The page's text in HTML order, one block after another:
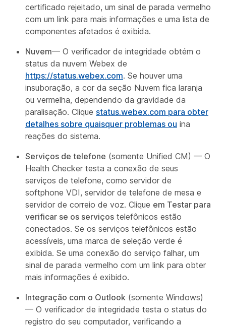
certificado rejeitado, um sinal de parada vermelho
com um link para mais informações e uma lista de
componentes afetados é exibida.
Nuvem— O verificador de integridade obtém o
status da nuvem Webex de
https://status.webex.com. Se houver uma
insuboração, a cor da seção Nuvem fica laranja
ou vermelha, dependendo da gravidade da
paralisação. Clique status.webex.com para obter
detalhes sobre quaisquer problemas ou ina
reações do sistema.
Serviços de telefone (somente Unified CM) — O
Health Checker testa a conexão de seus
serviços de telefone, como servidor de
softphone VDI, servidor de telefone de mesa e
servidor de correio de voz. Clique em Testar para
verificar se os serviços telefônicos estão
conectados. Se os serviços telefônicos estão
acessíveis, uma marca de seleção verde é
exibida. Se uma conexão do serviço falhar, um
sinal de parada vermelho com um link para obter
mais informações é exibido.
Integração com o Outlook (somente Windows)
— O verificador de integridade testa o status do
registro do seu computador, verificando a